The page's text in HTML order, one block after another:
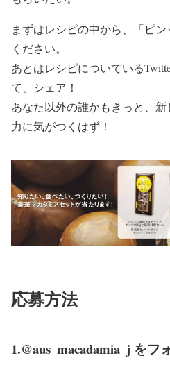
まずはレシピの中から、「ピ
ください。
あとはレシピについている
て、シェア！
あなた以外の誰かもきっと、
力に気がつくはず！
応募方法
1.@aus_macadamia_j をフ